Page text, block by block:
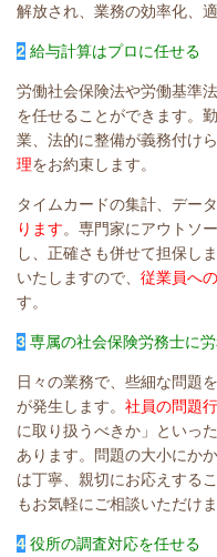
解放され、業務の効率化、
2 給与計算はプロに任せる
労働社会保険法や労働基準
を任せることができます。
業、法的に整備が義務付け
理をお約束します。
タイムカードの集計、デー
ります。専門家にアウトソ
し、正確さも併せて担保し
いたしますので、 従業員へ
す。
3 専属の社会保険労務士に
日々の業務で、些細な問題
が発生します。 社員の問題
に取り扱うべきか」といった
あります。問題の大小にか
は丁寧、親切にお応えする
もお気軽にご相談いただけま
4 役所の調査対応を任せる